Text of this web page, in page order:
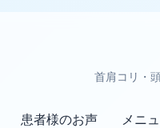
首肩コリ・
患者様のお声 メニ